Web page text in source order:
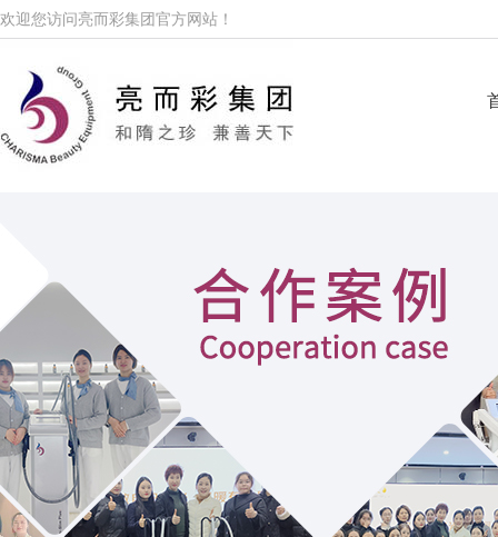
欢迎您访问亮而彩集团官方网站！